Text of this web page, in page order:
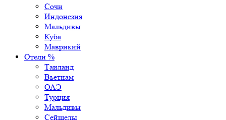
Сочи
Индонезия
Мальдивы
Куба
Маврикий
Отели %
Таиланд
Вьетнам
ОАЭ
Турция
Мальдивы
Сейшелы